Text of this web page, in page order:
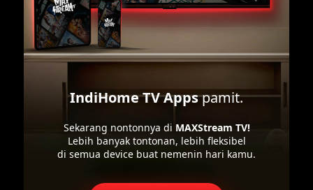
IndiHome TV Appspamit.
Sekarang nontonnya di MAXStream TV!
Lebih banyak tontonan, lebih fleksibel
di semua device buat nemenin hari kamu.